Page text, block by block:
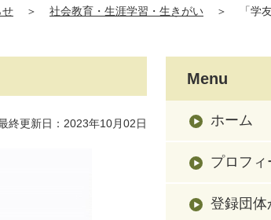
せ ＞ 社会教育・生涯学習・生きがい ＞
「学
更新日：2023年10月02日
Menu
ホーム
プロフィ
登録団体